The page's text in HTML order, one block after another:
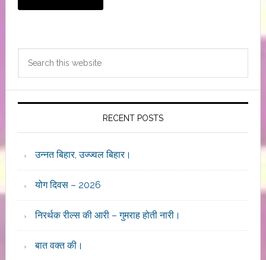
Primary
Sidebar
RECENT POSTS
उन्नत बिहार, उज्ज्वल बिहार।
योग दिवस – 2026
निरर्थक रील्स की आरी – गुमराह होती नारी।
बात वक्त की।